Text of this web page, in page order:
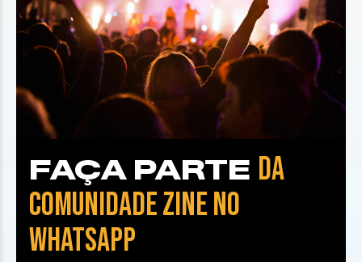
FAÇA PARTE DA
COMUNIDADE ZINE NO
WHATSAPP